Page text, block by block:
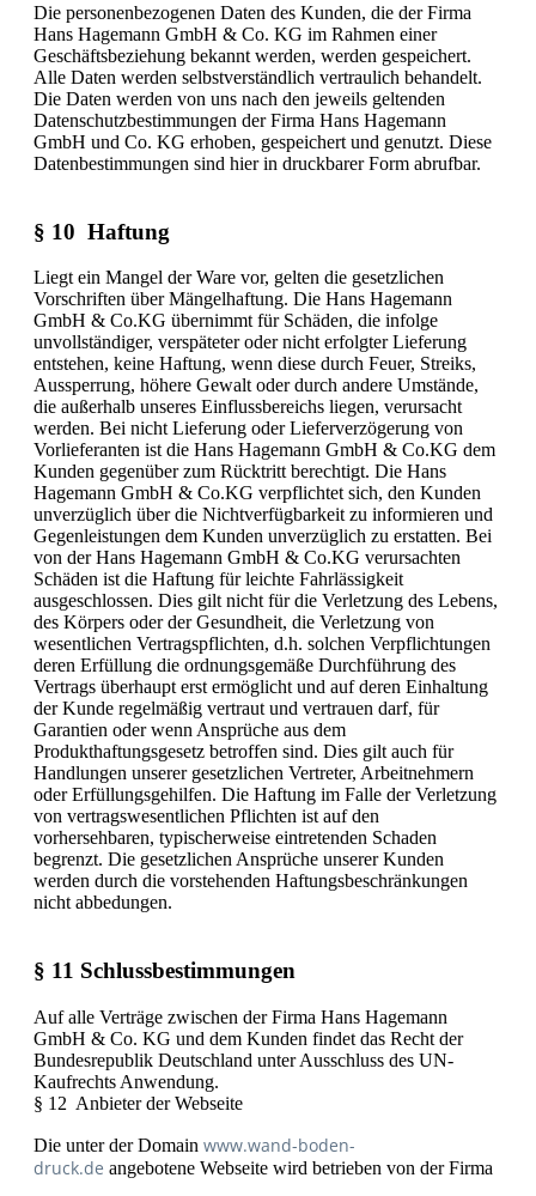
Die personenbezogenen Daten des Kunden, die der Firma
Hans Hagemann GmbH & Co. KG im Rahmen einer
Geschäftsbeziehung bekannt werden, werden gespeichert.
Alle Daten werden selbstverständlich vertraulich behandelt.
Die Daten werden von uns nach den jeweils geltenden
Datenschutzbestimmungen der Firma Hans Hagemann
GmbH und Co. KG erhoben, gespeichert und genutzt. Diese
Datenbestimmungen sind hier in druckbarer Form abrufbar.
§ 10 Haftung
Liegt ein Mangel der Ware vor, gelten die gesetzlichen
Vorschriften über Mängelhaftung. Die Hans Hagemann
GmbH & Co.KG übernimmt für Schäden, die infolge
unvollständiger, verspäteter oder nicht erfolgter Lieferung
entstehen, keine Haftung, wenn diese durch Feuer, Streiks,
Aussperrung, höhere Gewalt oder durch andere Umstände,
die außerhalb unseres Einflussbereichs liegen, verursacht
werden. Bei nicht Lieferung oder Lieferverzögerung von
Vorlieferanten ist die Hans Hagemann GmbH & Co.KG dem
Kunden gegenüber zum Rücktritt berechtigt. Die Hans
Hagemann GmbH & Co.KG verpflichtet sich, den Kunden
unverzüglich über die Nichtverfügbarkeit zu informieren und
Gegenleistungen dem Kunden unverzüglich zu erstatten. Bei
von der Hans Hagemann GmbH & Co.KG verursachten
Schäden ist die Haftung für leichte Fahrlässigkeit
ausgeschlossen. Dies gilt nicht für die Verletzung des Lebens,
des Körpers oder der Gesundheit, die Verletzung von
wesentlichen Vertragspflichten, d.h. solchen Verpflichtungen
deren Erfüllung die ordnungsgemäße Durchführung des
Vertrags überhaupt erst ermöglicht und auf deren Einhaltung
der Kunde regelmäßig vertraut und vertrauen darf, für
Garantien oder wenn Ansprüche aus dem
Produkthaftungsgesetz betroffen sind. Dies gilt auch für
Handlungen unserer gesetzlichen Vertreter, Arbeitnehmern
oder Erfüllungsgehilfen. Die Haftung im Falle der Verletzung
von vertragswesentlichen Pflichten ist auf den
vorhersehbaren, typischerweise eintretenden Schaden
begrenzt. Die gesetzlichen Ansprüche unserer Kunden
werden durch die vorstehenden Haftungsbeschränkungen
nicht abbedungen.
§ 11 Schlussbestimmungen
Auf alle Verträge zwischen der Firma Hans Hagemann
GmbH & Co. KG und dem Kunden findet das Recht der
Bundesrepublik Deutschland unter Ausschluss des UN-
Kaufrechts Anwendung.
§ 12 Anbieter der Webseite
Die unter der Domain www.wand-boden-
druck.de angebotene Webseite wird betrieben von der Firma